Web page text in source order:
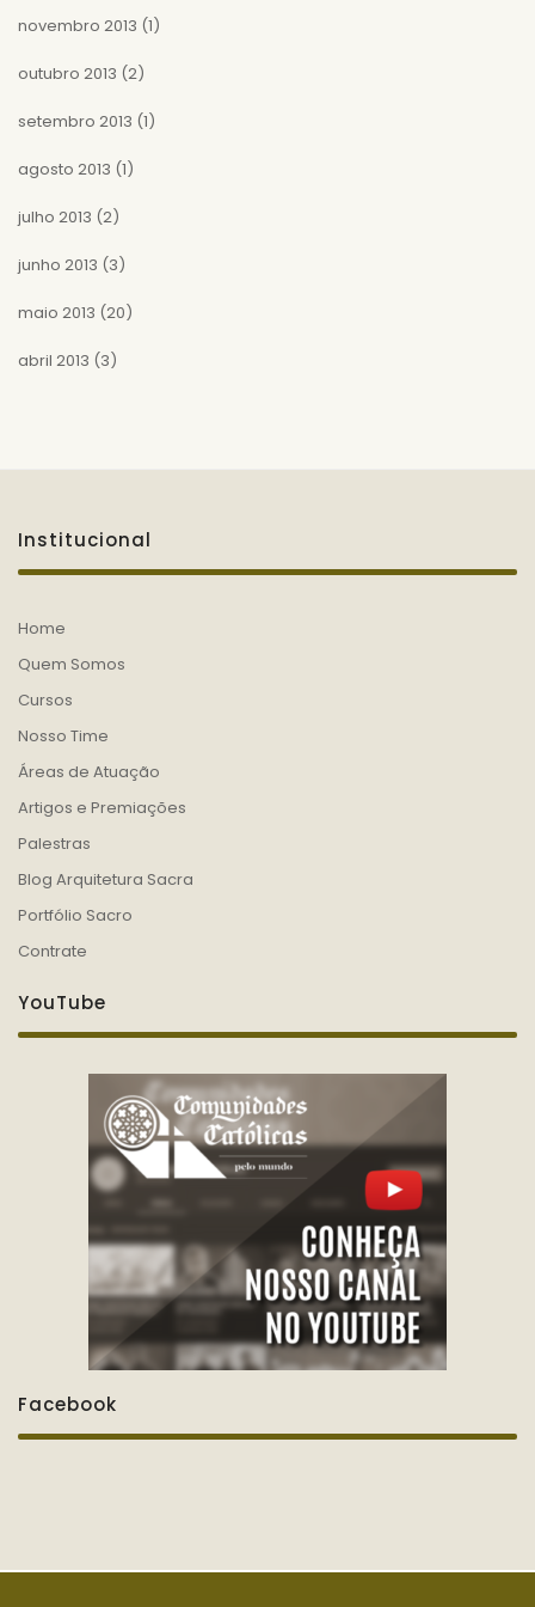
novembro 2013 (1)
outubro 2013 (2)
setembro 2013 (1)
agosto 2013 (1)
julho 2013 (2)
junho 2013 (3)
maio 2013 (20)
abril 2013 (3)
Institucional
Home
Quem Somos
Cursos
Nosso Time
Áreas de Atuação
Artigos e Premiações
Palestras
Blog Arquitetura Sacra
Portfólio Sacro
Contrate
YouTube
Facebook